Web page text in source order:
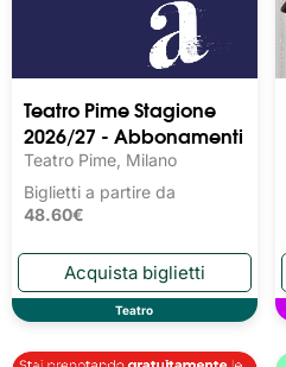
Teatro Pime Stagione
2026/27 - Abbonamenti
Teatro Pime, Milano
Biglietti a partire da
48.60€
Teatro